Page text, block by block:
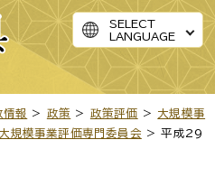
SELECT
LANGUAGE
情報 > 政策 > 政策評価 > 大規模事
規模事業評価専門委員会 > 平成29